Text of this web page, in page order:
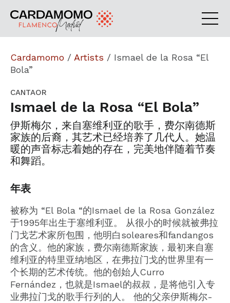
Cardamomo / Artists / Ismael de la Rosa “El
Bola”
CANTAOR
Ismael de la Rosa “El Bola”
伊斯梅尔，来自塞维利亚的歌手，费尔南德斯
家族的后裔，其艺术已经培养了几代人。她温
暖的声音标志着她的存在，完美地伴随着节奏
和舞蹈。
年表
被称为 “El Bola “的Ismael de la Rosa González
于1995年出生于塞维利亚。 从很小的时候就被弗拉
门戈艺术家所包围，他明白soleares和fandangos
的含义。他的家族，费尔南德斯家族，最初来自塞
维利亚的特里亚纳地区，在弗拉门戈的世界里有一
个长期的艺术传统。他的创始人Curro
Fernández，也就是Ismael的叔叔，是将他引入专
业弗拉门戈的歌手行列的人。 他的父亲伊斯梅尔-